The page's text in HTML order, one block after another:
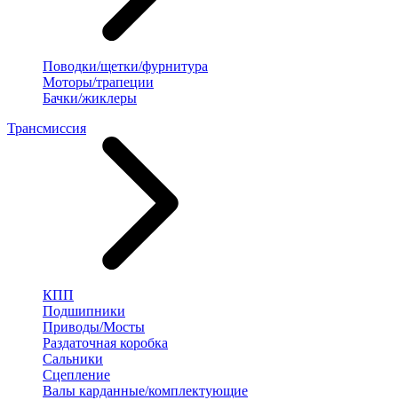
Поводки/щетки/фурнитура
Моторы/трапеции
Бачки/жиклеры
Трансмиссия
КПП
Подшипники
Приводы/Мосты
Раздаточная коробка
Сальники
Сцепление
Валы карданные/комплектующие